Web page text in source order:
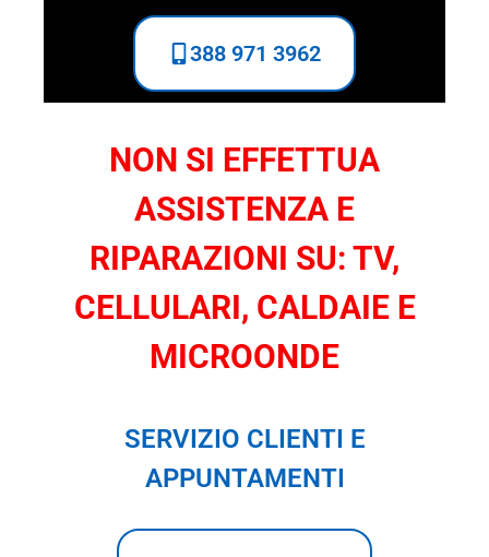
388 971 3962
NON SI EFFETTUA
ASSISTENZA E
RIPARAZIONI SU: TV,
CELLULARI, CALDAIE E
MICROONDE
SERVIZIO CLIENTI E
APPUNTAMENTI